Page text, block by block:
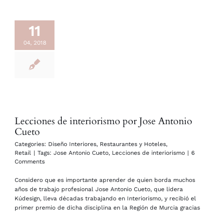
11
04, 2018
Lecciones de interiorismo por Jose Antonio
Cueto
Categories: Diseño Interiores, Restaurantes y Hoteles,
Retail | Tags: Jose Antonio Cueto, Lecciones de interiorismo | 6
Comments
Considero que es importante aprender de quien borda muchos
años de trabajo profesional Jose Antonio Cueto, que lidera
Kúdesign, lleva décadas trabajando en Interiorismo, y recibió el
primer premio de dicha disciplina en la Región de Murcia gracias